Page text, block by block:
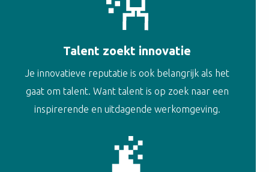
Talent zoekt innovatie
Je innovatieve reputatie is ook belangrijk als het
gaat om talent. Want talent is op zoek naar een
inspirerende en uitdagende werkomgeving.